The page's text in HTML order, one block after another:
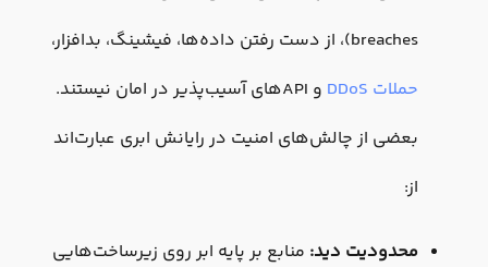
breaches)، از دست رفتن داده‌ها، فیشینگ، بدافزار،
حملات DDoS
و APIهای آسیب‌پذیر در امان نیستند.
بعضی از چالش‌های امنیت در رایانش ابری عبارت‌‌اند
از:
محدودیت دید: منابع بر پایه ابر روی زیرساخت‌هایی